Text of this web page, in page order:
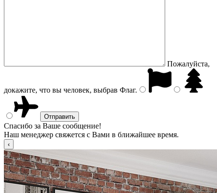
Пожалуйста,
докажите, что вы человек, выбрав Флаг.
Спасибо за Ваше сообщение!
Наш менеджер свяжется с Вами в ближайшее время.